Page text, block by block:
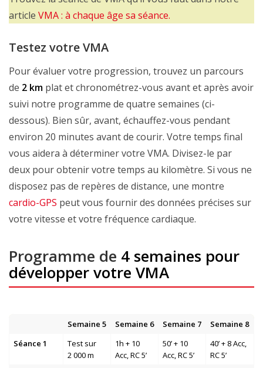
article VMA : à chaque âge sa séance.
Testez votre VMA
Pour évaluer votre progression, trouvez un parcours
de 2 km plat et chronométrez-vous avant et après avoir
suivi notre programme de quatre semaines (ci-
dessous). Bien sûr, avant, échauffez-vous pendant
environ 20 minutes avant de courir. Votre temps final
vous aidera à déterminer votre VMA. Divisez-le par
deux pour obtenir votre temps au kilomètre. Si vous ne
disposez pas de repères de distance, une montre
cardio-GPS peut vous fournir des données précises sur
votre vitesse et votre fréquence cardiaque.
Programme de 4 semaines pour
développer votre VMA
Semaine 5 Semaine 6 Semaine 7
Semaine 8
Séance 1
Testsur
2 000 m
1h + 10
Acc, RC 5’
50’ + 10
Acc, RC 5’
40’ + 8 Acc,
RC 5’